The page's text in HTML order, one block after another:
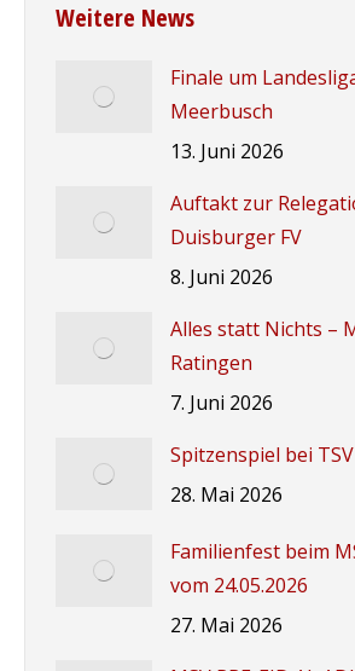
Weitere News
Finale um
Meerbusch
13. Juni 2026
Auftakt zur
Duisburger FV
8. Juni 2026
Alles statt Nichts –
Ratingen
7. Juni 2026
Spitzenspiel bei
28. Mai 2026
Familienfest beim
vom 24.05.2026
27. Mai 2026